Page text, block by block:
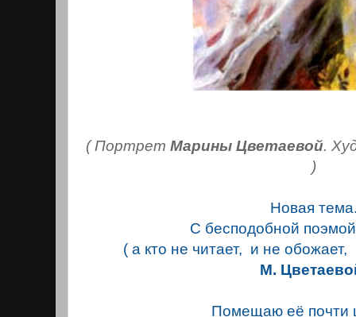
( ПортретМарины Цветаевой.
)
Новая
С бесподобной
( а кто не читает, и не
М.
Помещаю её почти